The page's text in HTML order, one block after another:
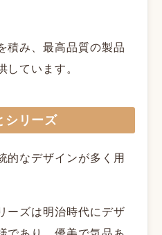
積み、最高品質の製品
しています。
シリーズ
的なデザインが多く用
ーズは明治時代にデザ